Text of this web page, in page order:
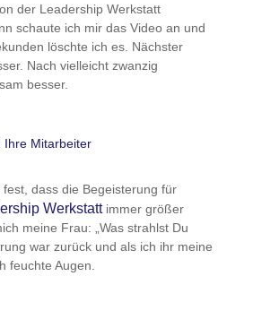
der Leadership Werkstatt
schaute ich mir das Video an und
löschte ich es. Nächster
Nach vielleicht zwanzig
besser.
Ihre Mitarbeiter
dass die Begeisterung für
Werkstattimmer größer
meine Frau: „Was strahlst Du
war zurück und als ich ihr meine
feuchte Augen.